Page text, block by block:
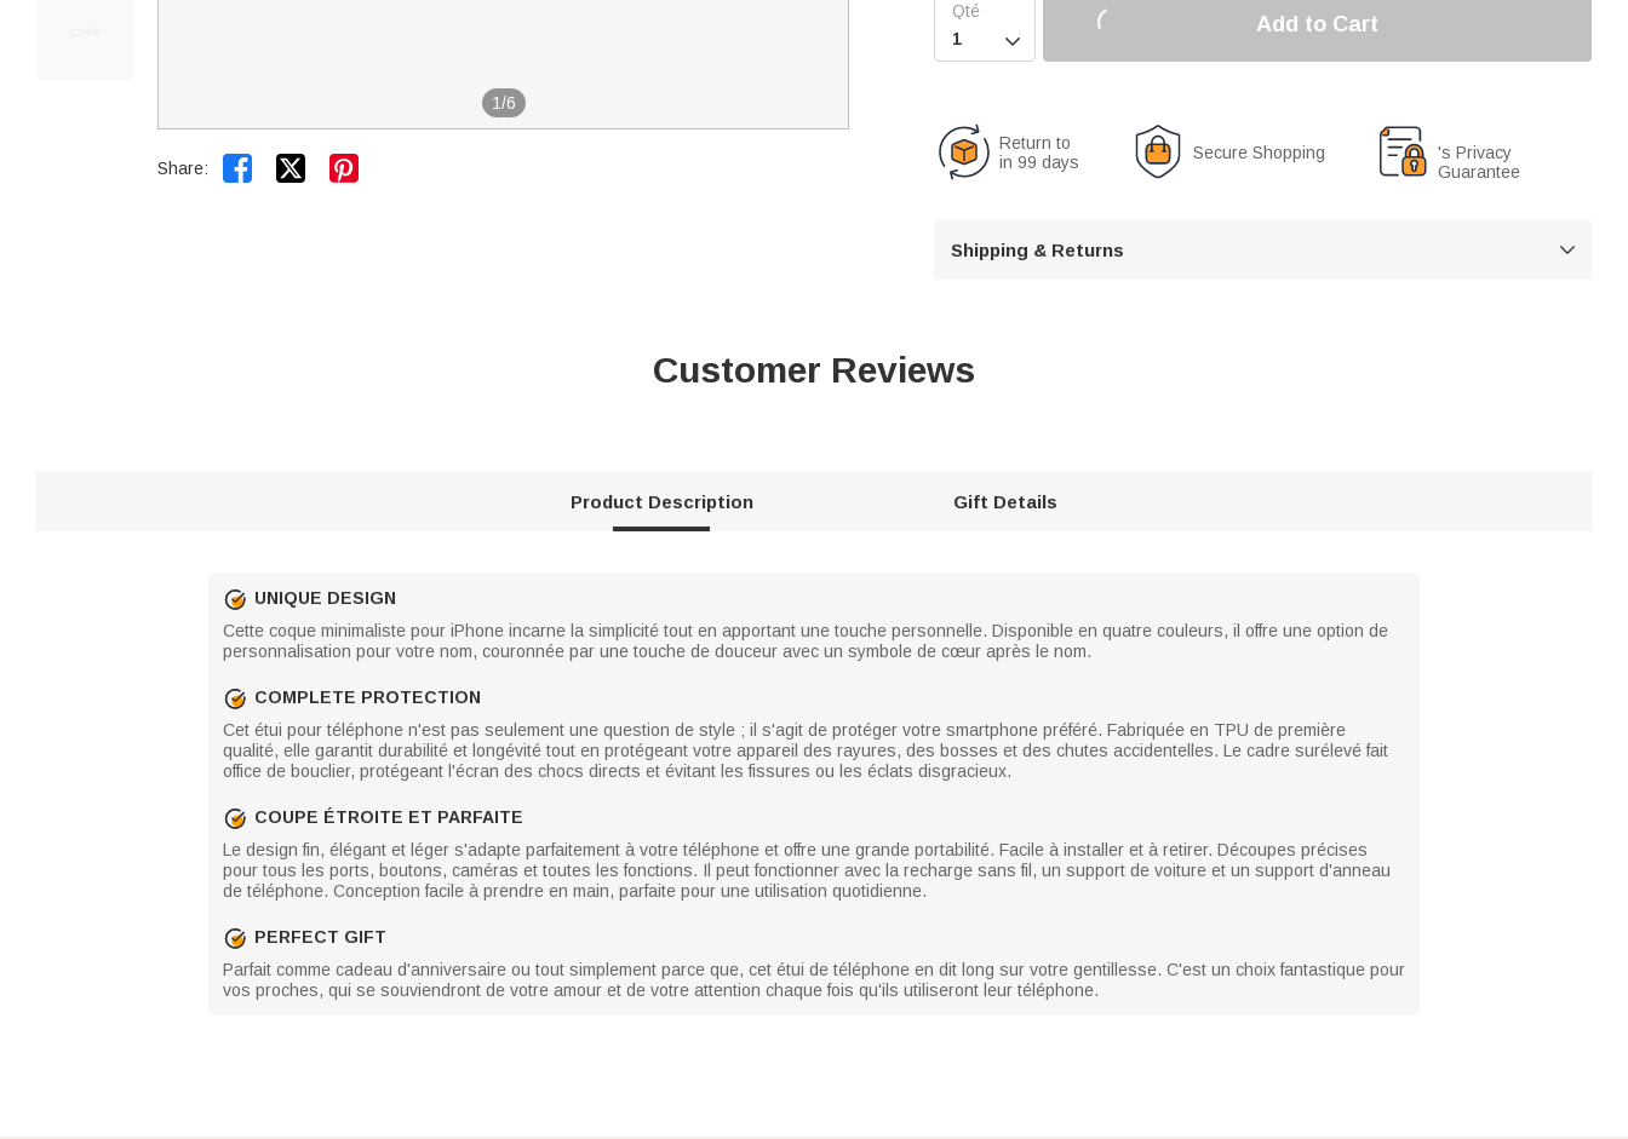
1/6
Share:  

Add to Cart
Return to
in 99 days
Secure Shopping
's Privacy
Guarantee
Shipping & Returns 
Customer Reviews
Product Description Gift Details
UNIQUE DESIGN
Cette coque minimaliste pour iPhone incarne la simplicité tout en apportant une touche personnelle. Disponible en quatre couleurs, il offre une option de
personnalisation pour votre nom, couronnée par une touche de douceur avec un symbole de cœur après le nom.
COMPLETE PROTECTION
Cet étui pour téléphone n'est pas seulement une question de style ; il s'agit de protéger votre smartphone préféré. Fabriquée en TPU de première
qualité, elle garantit durabilité et longévité tout en protégeant votre appareil des rayures, des bosses et des chutes accidentelles. Le cadre surélevé fait
office de bouclier, protégeant l'écran des chocs directs et évitant les fissures ou les éclats disgracieux.
COUPE ÉTROITE ET PARFAITE
Le design fin, élégant et léger s'adapte parfaitement à votre téléphone et offre une grande portabilité. Facile à installer et à retirer. Découpes précises
pour tous les ports, boutons, caméras et toutes les fonctions. Il peut fonctionner avec la recharge sans fil, un support de voiture et un support d'anneau
de téléphone. Conception facile à prendre en main, parfaite pour une utilisation quotidienne.
PERFECT GIFT
Parfait comme cadeau d'anniversaire ou tout simplement parce que, cet étui de téléphone en dit long sur votre gentillesse. C'est un choix fantastique pour
vos proches, qui se souviendront de votre amour et de votre attention chaque fois qu'ils utiliseront leur téléphone.